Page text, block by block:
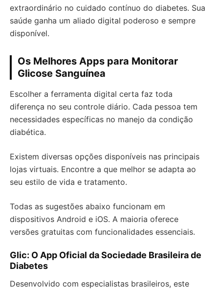
extraordinário no cuidado contínuo do diabetes. Sua
saúde ganha um aliado digital poderoso e sempre
disponível.
Os Melhores Apps para Monitorar
Glicose Sanguínea
Escolher a ferramenta digital certa faz toda
diferença no seu controle diário. Cada pessoa tem
necessidades específicas no manejo da condição
diabética.
Existem diversas opções disponíveis nas principais
lojas virtuais. Encontre a que melhor se adapta ao
seu estilo de vida e tratamento.
Todas as sugestões abaixo funcionam em
dispositivos Android e iOS. A maioria oferece
versões gratuitas com funcionalidades essenciais.
Glic: O App Oficial da Sociedade Brasileira de
Diabetes
Desenvolvido com especialistas brasileiros, este